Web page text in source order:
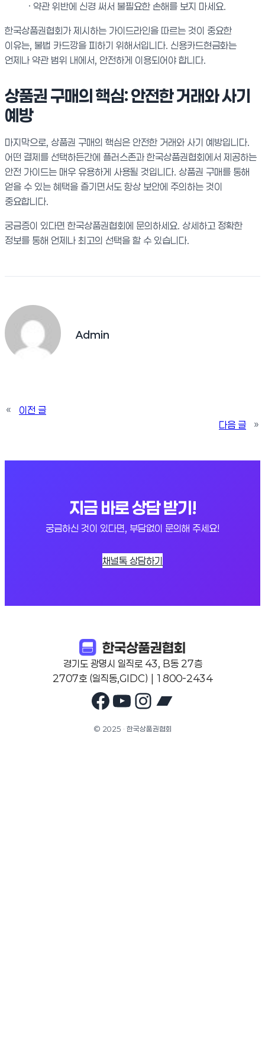
· 약관 위반에 신경 써서 불필요한 손해를 보지 마세요.
한국상품권협회가 제시하는 가이드라인을 따르는 것이 중요한
이유는, 불법 카드깡을 피하기 위해서입니다. 신용카드현금화는
언제나 약관 범위 내에서, 안전하게 이용되어야 합니다.
상품권 구매의 핵심: 안전한 거래와 사기
예방
마지막으로, 상품권 구매의 핵심은 안전한 거래와 사기 예방입니다.
어떤 결제를 선택하든간에 플러스존과 한국상품권협회에서 제공하는
안전 가이드는 매우 유용하게 사용될 것입니다. 상품권 구매를 통해
얻을 수 있는 혜택을 즐기면서도 항상 보안에 주의하는 것이
중요합니다.
궁금증이 있다면 한국상품권협회에 문의하세요. 상세하고 정확한
정보를 통해 언제나 최고의 선택을 할 수 있습니다.
Admin
«
이전 글
다음 글
»
지금 바로 상담 받기!
궁금하신 것이 있다면, 부담없이 문의해 주세요!
채널톡 상담하기
경기도 광명시 일직로 43, B동 27층
2707호 (일직동,GIDC) | 1800-2434
Facebook
YouTube
Instagram
© 2025 · 한국상품권협회